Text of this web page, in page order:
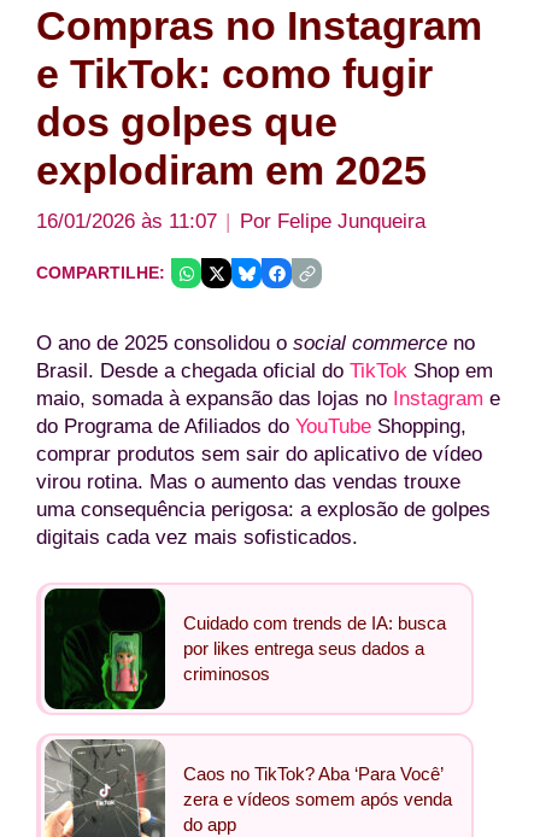
Compras no Instagram
e TikTok: como fugir
dos golpes que
explodiram em 2025
16/01/2026 às 11:07 Por Felipe Junqueira
COMPARTILHE:
O ano de 2025 consolidou o social commerce no
Brasil. Desde a chegada oficial do TikTok Shop em
maio, somada à expansão das lojas no Instagram e
do Programa de Afiliados do YouTube Shopping,
comprar produtos sem sair do aplicativo de vídeo
virou rotina. Mas o aumento das vendas trouxe
uma consequência perigosa: a explosão de golpes
digitais cada vez mais sofisticados.
Cuidado com trends de IA: busca
por likes entrega seus dados a
criminosos
Caos no TikTok? Aba ‘Para Você’
zera e vídeos somem após venda
do app